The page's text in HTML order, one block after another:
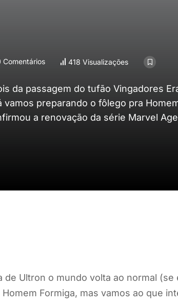
Comentários 418 Visualizações
da passagem do tufão Vingadores
preparando o fôlego pra
a renovação da série Marvel
Ultron o mundo volta ao normal (se
Formiga, mas vamos ao que